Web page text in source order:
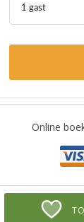
1 gast
Online